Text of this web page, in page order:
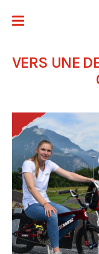
VERS UNE